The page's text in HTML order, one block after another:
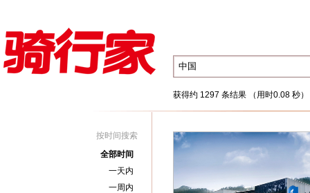
获得约 1297 条结果 （用时0.08 秒）
按时间搜索
全部时间
一天内
一周内